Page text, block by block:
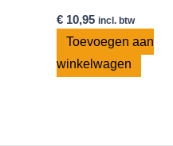
€ 10,95 incl. btw
Toevoegen aan
winkelwagen